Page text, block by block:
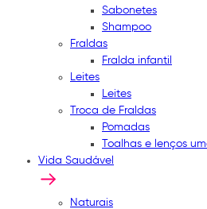
Sabonetes
Shampoo
Fraldas
Fralda infantil
Leites
Leites
Troca de Fraldas
Pomadas
Toalhas e lenços
Vida Saudável
Naturais